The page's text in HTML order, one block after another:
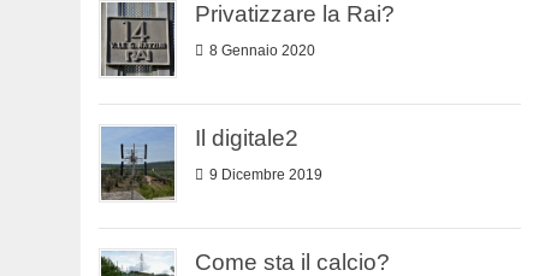
Privatizzare la Rai?
8 Gennaio 2020
Il digitale2
9 Dicembre 2019
Come sta il calcio?